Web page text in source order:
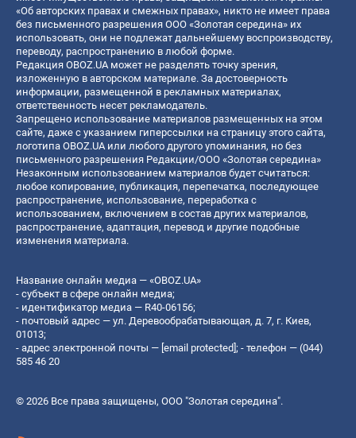
«Об авторских правах и смежных правах», никто не имеет права
без письменного разрешения ООО «Золотая середина» их
использовать, они не подлежат дальнейшему воспроизводству,
переводу, распространению в любой форме.
Редакция OBOZ.UA может не разделять точку зрения,
изложенную в авторском материале. За достоверность
информации, размещенной в рекламных материалах,
ответственность несет рекламодатель.
Запрещено использование материалов размещенных на этом
сайте, даже с указанием гиперссылки на страницу этого сайта,
логотипа OBOZ.UA или любого другого упоминания, но без
письменного разрешения Редакции/ООО «Золотая середина»
Незаконным использованием материалов будет считаться:
любое копирование, публикация, перепечатка, последующее
распространение, использование, переработка с
использованием, включением в состав других материалов,
распространение, адаптация, перевод и другие подобные
изменения материала.
Название онлайн медиа — «OBOZ.UA»
- субъект в сфере онлайн медиа;
- идентификатор медиа — R40-06156;
- почтовый адрес — ул. Деревообрабатывающая, д. 7, г. Киев,
01013;
- адрес электронной почты — [email protected]; - телефон — (044)
585 46 20
© 2026 Все права защищены, ООО "Золотая середина".